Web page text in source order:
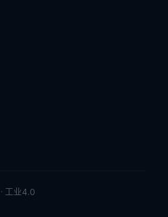
工业4.0